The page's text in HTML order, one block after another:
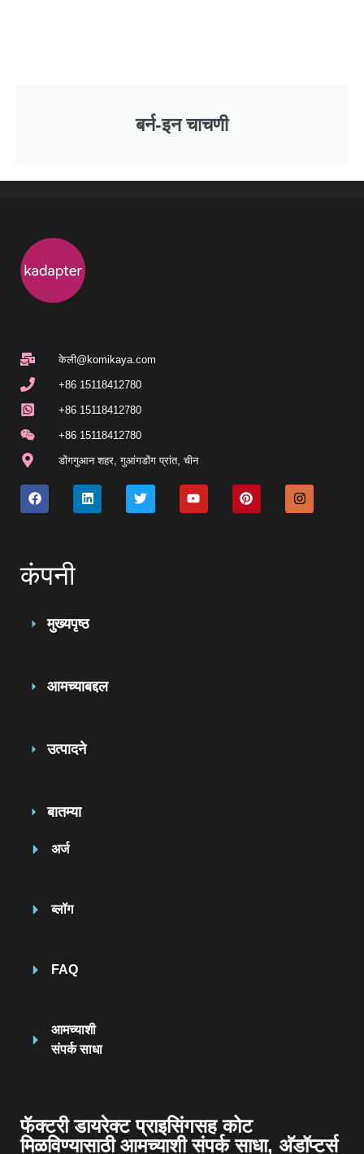
बर्न-इन चाचणी
केली@komikaya.com
+86 15118412780
+86 15118412780
+86 15118412780
डोंगगुआन शहर, गुआंगडोंग प्रांत, चीन
कंपनी
मुख्यपृष्ठ
आमच्याबद्दल
उत्पादने
बातम्या
अर्ज
ब्लॉग
FAQ
आमच्याशी
संपर्क साधा
फॅक्टरी डायरेक्ट प्राइसिंगसह कोट
मिळविण्यासाठी आमच्याशी संपर्क साधा, अ‍ॅडॉप्टर्स